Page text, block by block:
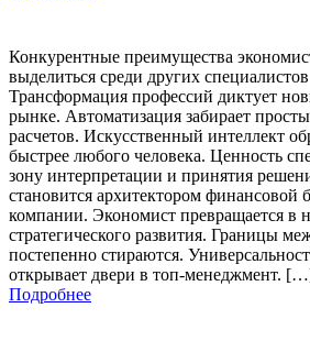
Конкурентные преимущества
выделиться среди других специалистов
Трансформация профессий диктует
рынке. Автоматизация забирает
расчетов. Искусственный интеллект
быстрее любого человека. Ценность
зону интерпретации и принятия
становится архитектором финансовой
компании. Экономист превращается в
стратегического развития. Границы
постепенно стираются.
открывает двери в топ-менеджмент.
Подробнее